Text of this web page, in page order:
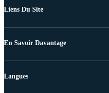
Liens Du Site
En Savoir Davantage
Langues